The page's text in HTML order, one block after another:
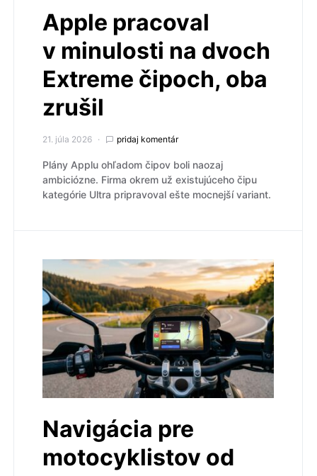
Apple pracoval
v minulosti na dvoch
Extreme čipoch, oba
zrušil
21. júla 2026 pridaj komentár
Plány Applu ohľadom čipov boli naozaj
ambiciózne. Firma okrem už existujúceho čipu
kategórie Ultra pripravoval ešte mocnejší variant.
Navigácia pre
motocyklistov od